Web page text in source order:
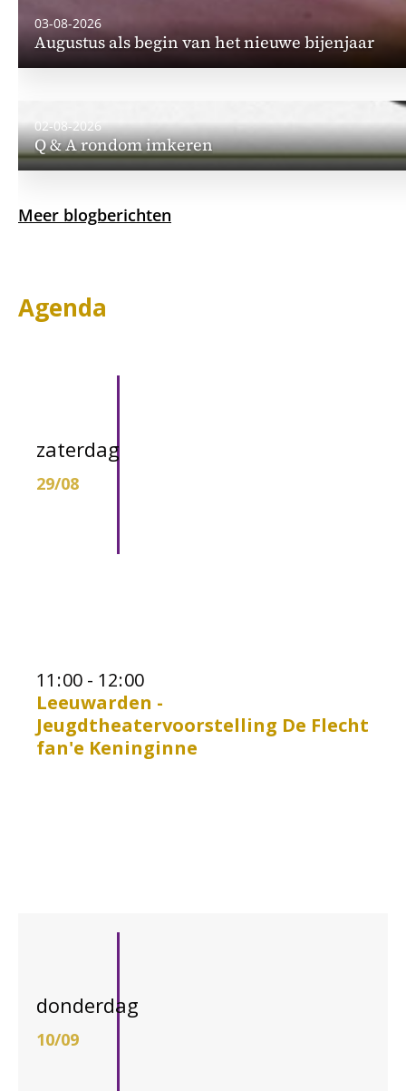
Agenda
zaterdag
29/08
11 :00 - 12:00
Leeuwarden -
Jeugdtheatervoorstelling De Flecht
fan'e Keninginne
donderdag
10/09